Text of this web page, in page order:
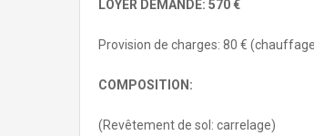
LOYER DEMANDÉ: 570 €
Provision de charges: 80 €
COMPOSITION :
(Revêtement de sol: carrelage)